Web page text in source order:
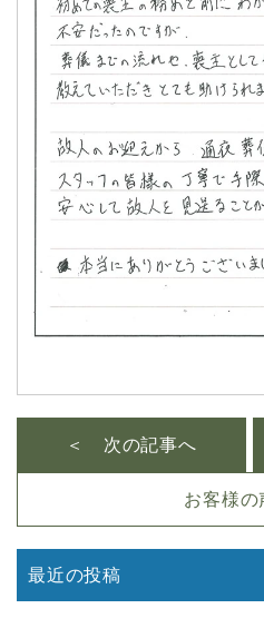
＜ 次の記事へ
お客様の
最近の投稿